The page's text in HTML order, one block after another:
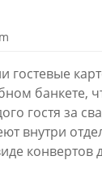
гостевые
банкете,
гостя за
внутри
конвертов